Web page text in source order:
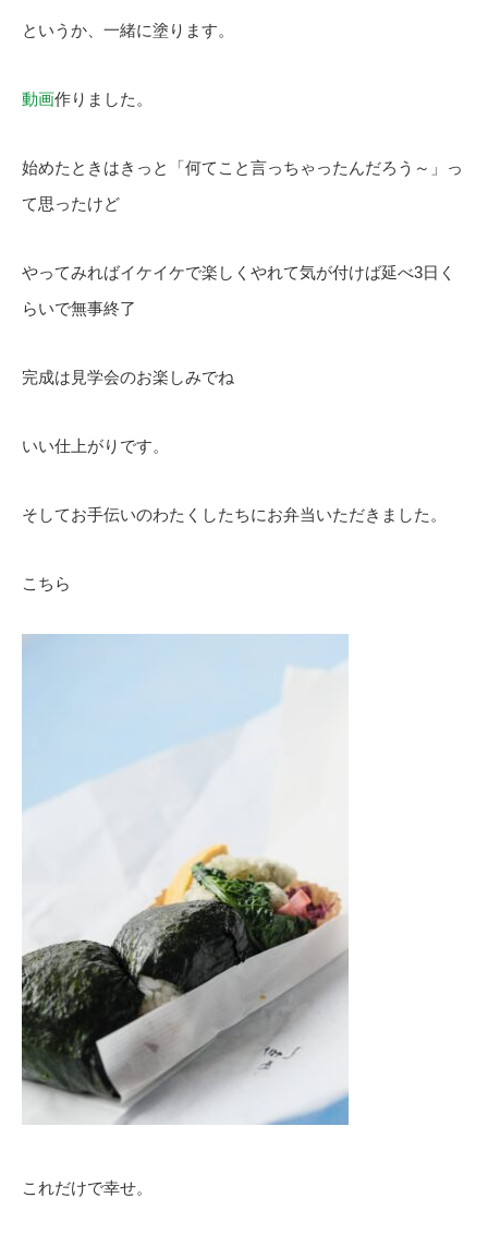
というか、一緒に塗ります。
動画作りました。
始めたときはきっと「何てこと言っちゃったんだろう～」っ
て思ったけど
やってみればイケイケで楽しくやれて気が付けば延べ3日く
らいで無事終了
完成は見学会のお楽しみでね
いい仕上がりです。
そしてお手伝いのわたくしたちにお弁当いただきました。
こちら
これだけで幸せ。